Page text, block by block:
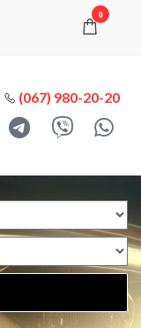
0
(067) 980-20-20